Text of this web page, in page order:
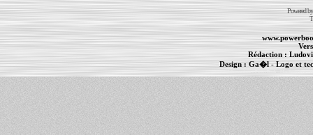
Powered
Rédaction :
Design : Ga�l- Logo et
Informations : PowerBook-